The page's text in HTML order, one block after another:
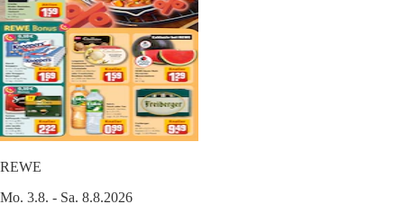
REWE
Mo. 3.8. - Sa. 8.8.2026